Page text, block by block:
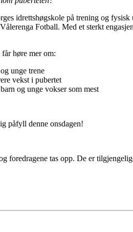
idrettshøgskole på trening og
Fotball. Med et sterkt
høre mer om:
unge trene
vekst i pubertet
og unge vokser som mest
påfyll denne onsdagen!
foredragene tas opp. De er